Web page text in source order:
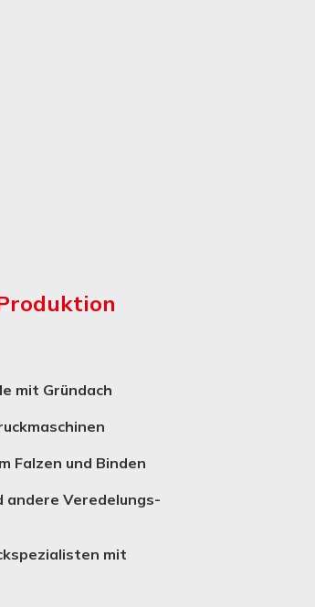
mit Gründach
Falzen und Binden
andere Verede­lungs­
mit